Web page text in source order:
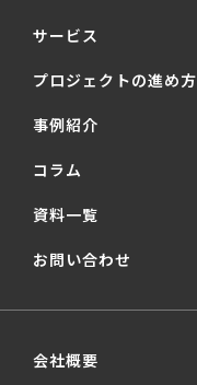
サービス
プロジェクトの進め方
事例紹介
コラム
資料一覧
お問い合わせ
会社概要